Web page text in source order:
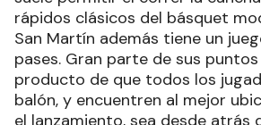
rápidos clásicos del básquet
San Martín además tiene un
pases. Gran parte de sus
producto de que todos los
balón, y encuentren al mejor